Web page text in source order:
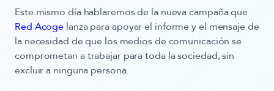
Este mismo día hablaremos de la nueva campaña que
Red Acoge lanza para apoyar el informe y el mensaje de
la necesidad de que los medios de comunicación se
comprometan a trabajar para toda la sociedad, sin
excluir a ninguna persona.